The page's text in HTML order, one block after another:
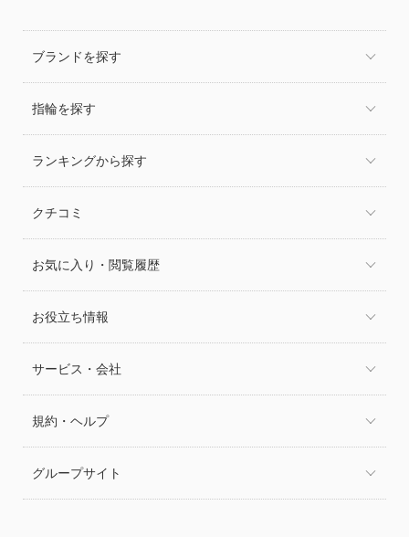
ブランドを探す
指輪を探す
ランキングから探す
クチコミ
お気に入り・閲覧履歴
お役立ち情報
サービス・会社
規約・ヘルプ
グループサイト